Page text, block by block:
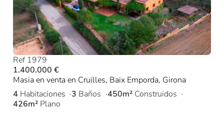
Ref 1979
1.400.000 €
Masia en venta en Cruilles, Baix Emporda, Girona
4 Habitaciones 3 Baños 450m² Construidos
426m² Plano